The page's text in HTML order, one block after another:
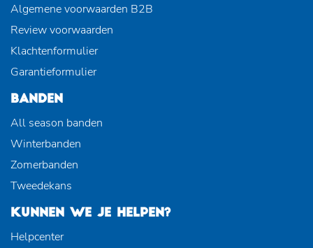
Algemene voorwaarden B2B
Review voorwaarden
Klachtenformulier
Garantieformulier
BANDEN
All season banden
Winterbanden
Zomerbanden
Tweedekans
KUNNEN WE JE HELPEN?
Helpcenter